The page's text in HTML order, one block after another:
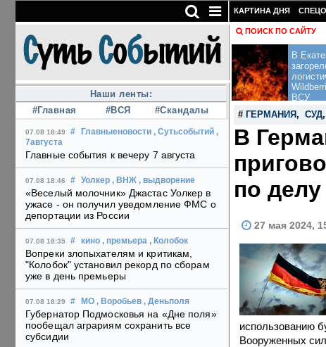
Наши ленты:
#Главная
#ВСЯ #Скандалы
07.08 18:49 # Главныеновости , Сутьсобытий ,
7августа
Главные события к вечеру 7 августа
07.08 18:46 # Уолкер , ВНЖ , выдворение
«Веселый молочник» Джастас Уолкер в
ужасе - он получил уведомление ФМС о
депортации из России
07.08 18:35 # кино , премьера , Колобок
Вопреки злопыхателям и критикам,
"Колобок" установил рекорд по сборам
уже в день премьеры
07.08 18:29 # МО , Воробьев , Деньполя
Губернатор Подмосковья на «Дне поля»
пообещал аграриям сохранить все
субсидии
КАРТИНА ДНЯ
ПОИСК ПО САЙТУ
В
ВСУ
# ГЕРМАНИЯ , СУД,
В
по
27 мая 2024,
использованию
Вооруженных